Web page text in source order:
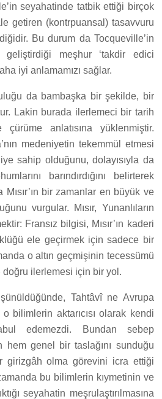
seyahatinde tatbik ettiği birçok
getiren (kontrpuansal) tasavvuru
Bu durum da Tocqueville’in
geliştirdiği meşhur ‘takdir edici
iyi anlamamızı sağlar.
da bambaşka bir şekilde, bir
Lakin burada ilerlemeci bir tarih
anlatısına yüklenmiştir.
medeniyetin tekemmül etmesi
sahip olduğunu, dolayısıyla da
barındırdığını belirterek
Mısır’ın bir zamanlar en büyük ve
vurgular. Mısır, Yunanlıların
Fransız bilgisi, Mısır’ın kaderi
ele geçirmek için sadece bir
o altın geçmişinin tecessümü
ilerlemesi için bir yol.
Tahtâvî ne Avrupa
bilimlerin aktarıcısı olarak kendi
edemezdi. Bundan sebep
hem genel bir taslağını sunduğu
girizgâh olma görevini icra ettiği
bu bilimlerin kıymetinin ve
seyahatin meşrulaştırılmasına